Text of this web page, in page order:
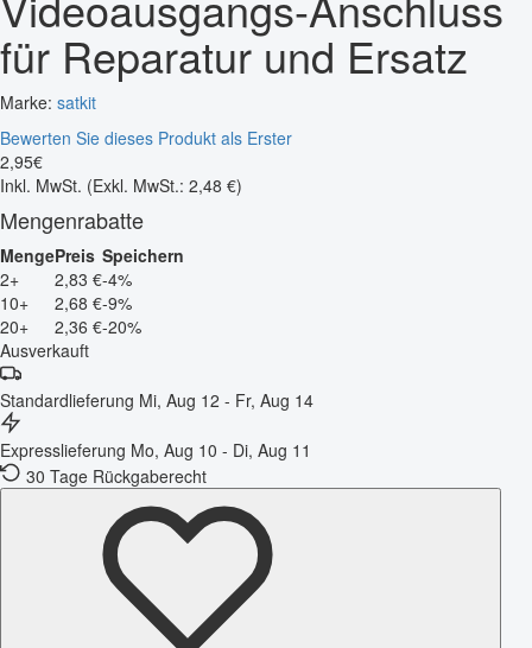
für Reparatur und Ersatz
Marke: satkit
Bewerten Sie dieses Produkt als Erster
2,95€
Inkl. MwSt. (Exkl. MwSt.: 2,48 €)
Mengenrabatte
MengePreis Speichern
2+
2,83 €-4%
10+
2,68 €-9%
20+
2,36 €-20%
Ausverkauft
Standardlieferung Mi, Aug 12 - Fr, Aug 14
Expresslieferung Mo, Aug 10 - Di, Aug 11
30 Tage Rückgaberecht